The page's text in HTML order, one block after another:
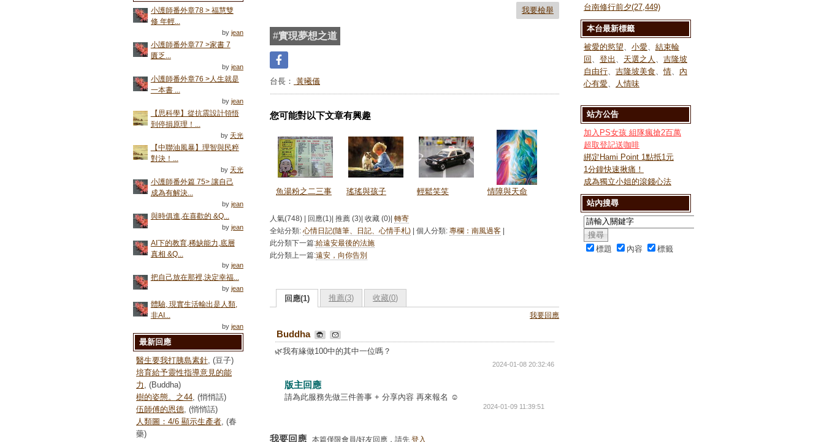
我要檢舉
#實現夢想之道
台長： 黃曦儀
您可能對以下文章有興趣
魚湯粉之二三事 瑤瑤與孩子 輕鬆笑笑 情障與天命
人氣(748) | 回應(1)| 推薦 (3)| 收藏 (0)| 轉寄
全站分類: 心情日記(隨筆、日記、心情手札) | 個人分類: 專欄：南風過客 |
此分類下一篇:給遠安最後的法施
此分類上一篇:遠安，向你告別
回應(1) 推薦(3) 收藏(0)
我要回應
Buddha
🌿我有緣做100中的其中一位嗎？
2024-01-08 20:32:46
版主回應
請為此服務先做三件善事 + 分享內容 再來報名 ☺️
2024-01-09 11:39:51
我要回應 本篇僅限會員/好友回應，請先 登入
台南修行前夕(27,449)
本台最新標籤
被愛的慾望
小愛
結束輪
回
登出 天選之人
吉隆坡
自由行
吉隆坡美食 、情
內
心有愛
人情味
站方公告
加入PS女孩 組隊瘋搶2百萬
超取登記送咖啡
綁定Hami Point 1點抵1元
1分鐘快速揪痛！
成為獨立小姐的滾錢心法
站內搜尋
標題 內容 標籤
小護師番外章78 > 福慧雙
修 年輕...
byjean
小護師番外章77 >家書 7
匱乏...
byjean
小護師番外章76 >人生就是
一本書 ...
byjean
【思科學】從抗震設計領悟
到停損原理！...
by 天光
【中聯油風暴】理智與民粹
對決！...
by 天光
小護師番外篇 75> 讓自己
成為有解決...
byjean
與時俱進,在喜歡的 &Q...
byjean
AI下的教育,稀缺能力,底層
真相 &Q...
byjean
把自己放在那裡,決定幸福...
byjean
體驗, 現實生活輸出是人類,
非AI...
byjean
最新回應
醫生要我打胰島素針 , (豆子)
培育給予靈性指導意見的能
力
, (Buddha)
樹的姿態。之44 , (悄悄話)
伍師傅的恩德 , (悄悄話)
人類圖：4/6 顯示生產者 , (春
藥)